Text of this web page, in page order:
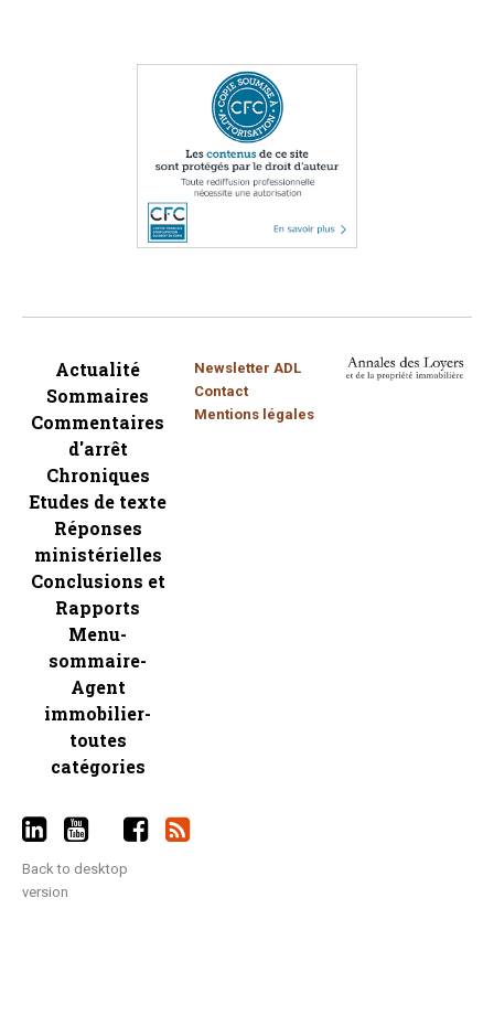
Actualité
Sommaires
Commentaires
d'arrêt
Chroniques
Etudes de texte
Réponses
ministérielles
Conclusions et
Rapports
Menu-
sommaire-
Agent
immobilier-
toutes
catégories
Newsletter ADL
Contact
Mentions légales
Back to desktop
version